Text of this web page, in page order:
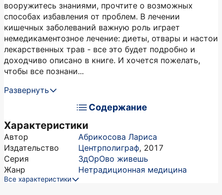
вооружитесь знаниями, прочтите о возможных
способах избавления от проблем. В лечении
кишечных заболеваний важную роль играет
немедикаментозное лечение: диеты, отвары и настои
лекарственных трав - все это будет подробно и
доходчиво описано в книге. И хочется пожелать,
чтобы все познани...
Развернуть
Содержание
Характеристики
Автор
Абрикосова Лариса
Издательство
Центрполиграф, 2017
Серия
ЗдОрОво живешь
Жанр
Нетрадиционная медицина
Все характеристики